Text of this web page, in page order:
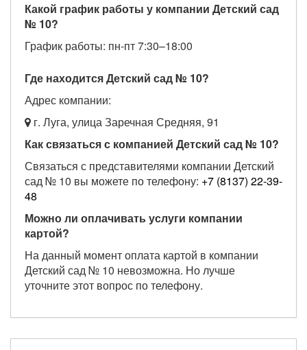
Какой график работы у компании Детский сад
№ 10?
График работы: пн-пт 7:30–18:00
Где находится Детский сад № 10?
Адрес компании:
г. Луга, улица Заречная Средняя, 91
Как связаться с компанией Детский сад № 10?
Связаться с представителями компании Детский
сад № 10 вы можете по телефону: +7 (8137) 22-39-
48
Можно ли оплачивать услуги компании
картой?
На данный момент оплата картой в компании
Детский сад № 10 невозможна. Но лучше
уточните этот вопрос по телефону.